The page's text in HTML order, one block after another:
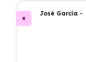
José García -